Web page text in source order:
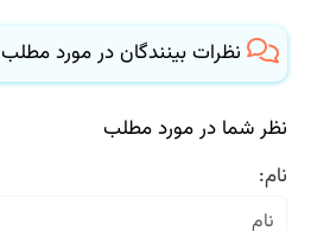
نظرات بینندگان در مورد مطلب
نظر شما در مورد مطلب
نام: